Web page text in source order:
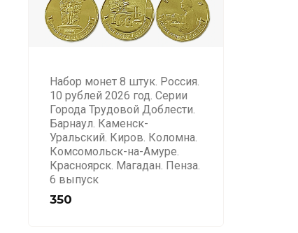
Набор монет 8 штук. Россия.
10 рублей 2026 год. Серии
Города Трудовой Доблести.
Барнаул. Каменск-
Уральский. Киров. Коломна.
Комсомольск-на-Амуре.
Красноярск. Магадан. Пенза.
6 выпуск
350